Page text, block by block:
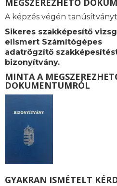
A képzés végén
Sikeres szakképesítő
elismert Számítógépes
adatrögzítő
bizonyítvány.
MINTA A
DOKUMENTUMRÓL
GYAKRAN ISMÉTELT